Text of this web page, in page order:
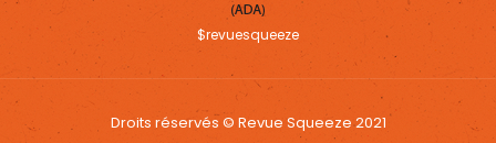
$revuesqueeze
Droits réservés © Revue Squeeze 2021